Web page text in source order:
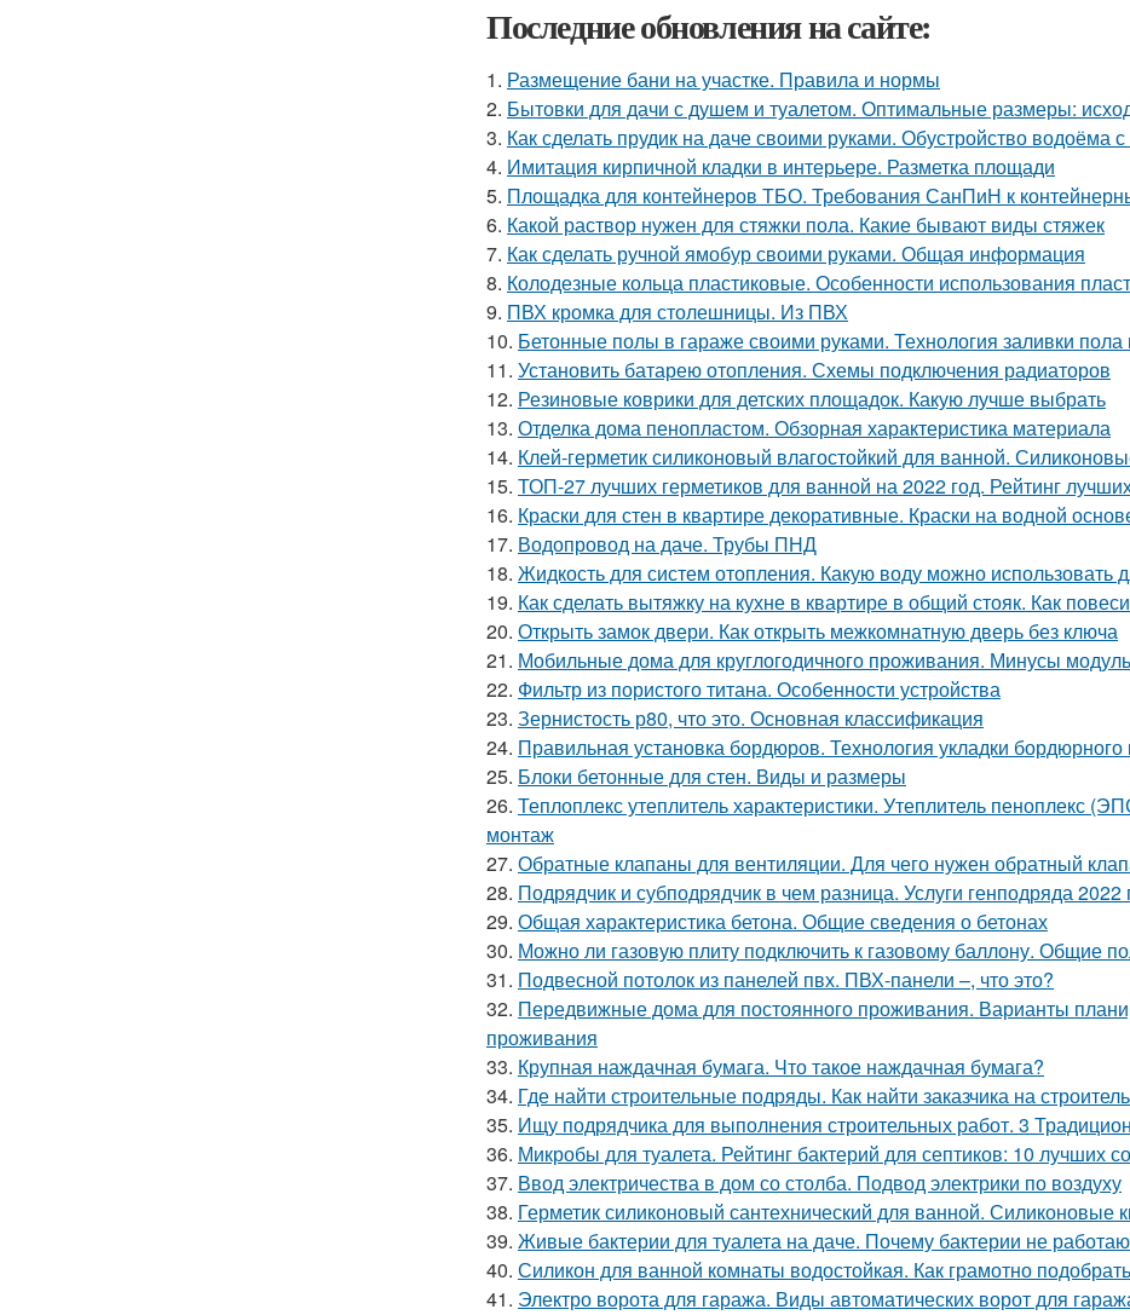
Последние обновления на сайте:
1. Размещение бани на участке. Правила и нормы
2. Бытовки для дачи с душем и туалетом. Оптимальные размеры:
3. Как сделать прудик на даче своими руками. Обустройство водоёма
4. Имитация кирпичной кладки в интерьере. Разметка площади
5. Площадка для контейнеров ТБО. Требования СанПиН к
6. Какой раствор нужен для стяжки пола. Какие бывают виды стяжек
7. Как сделать ручной ямобур своими руками. Общая информация
8. Колодезные кольца пластиковые. Особенности использования
9. ПВХ кромка для столешницы. Из ПВХ
10. Бетонные полы в гараже своими руками. Технология заливки пола
11. Установить батарею отопления. Схемы подключения радиаторов
12. Резиновые коврики для детских площадок. Какую лучше выбрать
13. Отделка дома пенопластом. Обзорная характеристика материала
14. Клей-герметик силиконовый влагостойкий для ванной.
15. ТОП-27 лучших герметиков для ванной на 2022 год. Рейтинг
16. Краски для стен в квартире декоративные. Краски на водной
17. Водопровод на даче. Трубы ПНД
18. Жидкость для систем отопления. Какую воду можно использовать
19. Как сделать вытяжку на кухне в квартире в общий стояк. Как
20. Открыть замок двери. Как открыть межкомнатную дверь без ключа
21. Мобильные дома для круглогодичного проживания. Минусы
22. Фильтр из пористого титана. Особенности устройства
23. Зернистость р80, что это. Основная классификация
24. Правильная установка бордюров. Технология укладки бордюрного
25. Блоки бетонные для стен. Виды и размеры
26. Теплоплекс утеплитель характеристики. Утеплитель пеноплекс
монтаж
27. Обратные клапаны для вентиляции. Для чего нужен обратный
28. Подрядчик и субподрядчик в чем разница. Услуги генподряда 2022
29. Общая характеристика бетона. Общие сведения о бетонах
30. Можно ли газовую плиту подключить к газовому баллону. Общие
31. Подвесной потолок из панелей пвх. ПВХ-панели –, что это?
32. Передвижные дома для постоянного проживания. Варианты
проживания
33. Крупная наждачная бумага. Что такое наждачная бумага?
34. Где найти строительные подряды. Как найти заказчика на
35. Ищу подрядчика для выполнения строительных работ. 3
36. Микробы для туалета. Рейтинг бактерий для септиков: 10 лучших
37. Ввод электричества в дом со столба. Подвод электрики по воздуху
38. Герметик силиконовый сантехнический для ванной. Силиконовые
39. Живые бактерии для туалета на даче. Почему бактерии не
40. Силикон для ванной комнаты водостойкая. Как грамотно
41. Электро ворота для гаража. Виды автоматических ворот для